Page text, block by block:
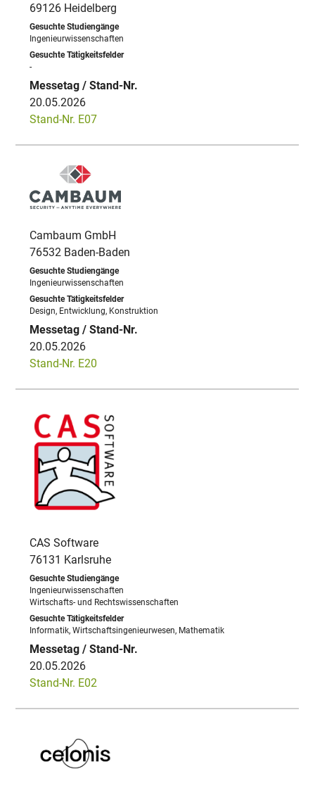
69126 Heidelberg
Ingenieurwissenschaften
-
20.05.2026
Stand-Nr. E07
Cambaum GmbH
76532 Baden-Baden
Ingenieurwissenschaften
Design, Entwicklung, Konstruktion
20.05.2026
Stand-Nr. E20
CAS Software
76131 Karlsruhe
Ingenieurwissenschaften
Wirtschafts- und Rechtswissenschaften
Informatik, Wirtschaftsingenieurwesen, Mathematik
20.05.2026
Stand-Nr. E02